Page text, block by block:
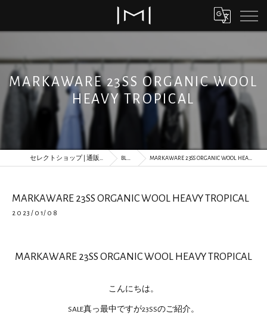
MARKAWARE 23SS ORGANIC WOOL
HEAVY TROPICAL
セレクトショップ | 通販 | MORLS BLOG MARKAWARE 23SS ORGANIC WOOL HEAVY TROPICAL
MARKAWARE 23SS ORGANIC WOOL HEAVY TROPICAL
2023/01/08
MARKAWARE 23SS ORGANIC WOOL HEAVY TROPICAL
こんにちは。
SALE真っ最中ですが23SSのご紹介。